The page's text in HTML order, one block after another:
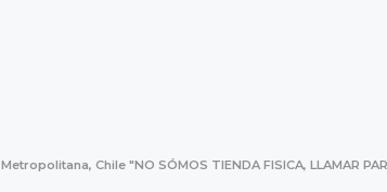
Chile "NO SÓMOS TIENDA FISICA, LLAMAR